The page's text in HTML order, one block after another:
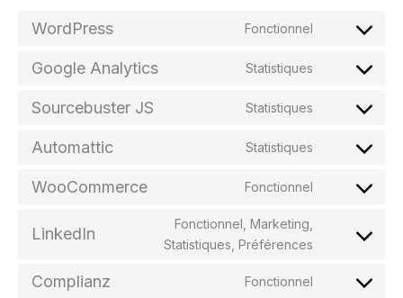
WordPress Fonctionnel
Consent
service
Google Analytics Statistiques
Consent
service
analytics
Sourcebuster JS Statistiques
Consent
service
Automattic Statistiques
Consent
service
WooCommerce Fonctionnel
Consent
service
LinkedIn
Fonctionnel, Marketing,
Statistiques, Préférences
Consent
service
Complianz Fonctionnel Consent